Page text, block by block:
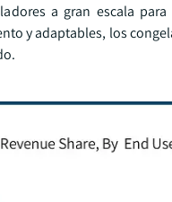
a gran escala
y adaptables, los